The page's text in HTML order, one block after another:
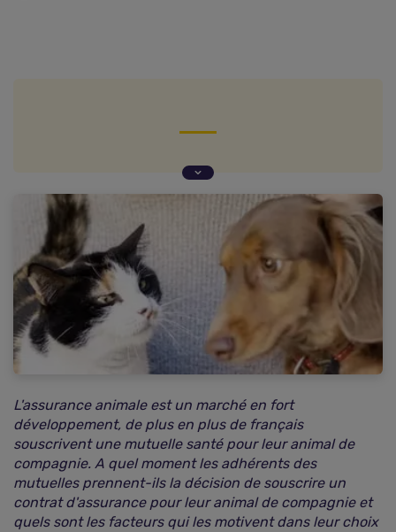
Age et sexe des propriétaires d'animaux
recherchant un contrat d'assurance :
Répartition des demandes de devis mutuelle
chien/chat
Etat de santé des animaux lors de la demande de
tarifs :
Identification des animaux :
L'assurance animale est un marché en fort
développement, de plus en plus de français
souscrivent une mutuelle santé pour leur animal de
compagnie. A quel moment les adhérents des
mutuelles prennent-ils la décision de souscrire un
contrat d'assurance pour leur animal de compagnie et
quels sont les facteurs qui les motivent dans leur choix